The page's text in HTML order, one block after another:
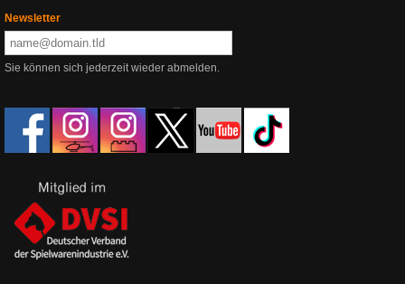
Newsletter
Sie können sich jederzeit wieder abmelden.